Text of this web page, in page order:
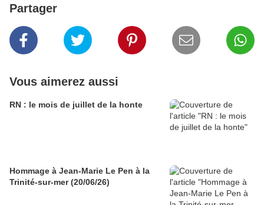
Partager
Vous aimerez aussi
RN : le mois de juillet de la honte
Hommage à Jean-Marie Le Pen à la
Trinité-sur-mer (20/06/26)